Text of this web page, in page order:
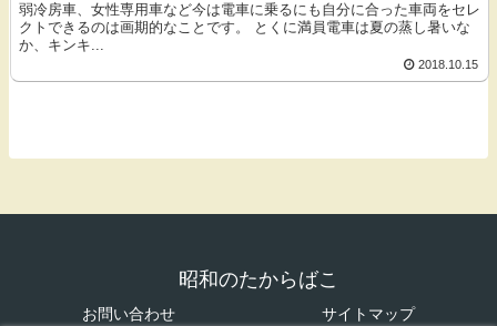
弱冷房車、女性専用車など今は電車に乗るにも自分に合った車両をセレ
クトできるのは画期的なことです。 とくに満員電車は夏の蒸し暑いな
か、キンキ...
2018.10.15
昭和のたからばこ
お問い合わせ サイトマップ